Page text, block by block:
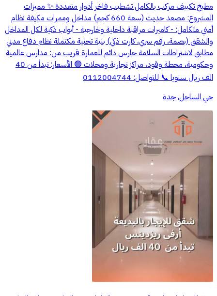
مطبخ تكييف مركب بالكامل تشطيب فاخر أدوار متعددة ✨ مميزات
المشروع: مصعد حديث (سعة 660 كجم) مداخل وممرات مكيفة نظام
أمني متكامل: - كاميرات مراقبة داخلية وخارجية - أبواب ذكية لكل المداخل
والشقق (بصمة، رقم سري، كارت ذكي) بنية تحتية مكتملة نظام دفاع مدني
مطابق لاشتراطات السلامة حارس دائم للعمارة قريب من: مدارس عالمية
وحكومية، محطة وقود، مراكز تجارية ومحلات 🟢 الأسعار: تبدأ من 40
الف ريال سنويا 📞 للتواصل: 0112004744
حي الساحل, جدة